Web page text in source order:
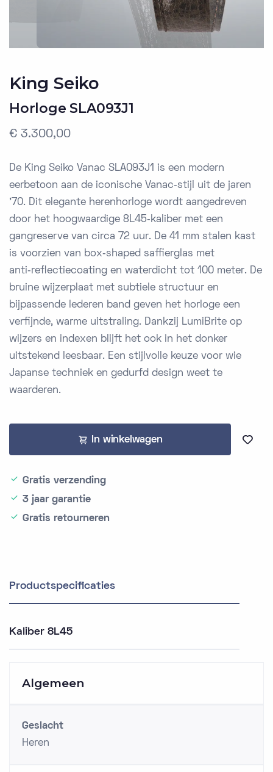
King Seiko
Horloge SLA093J1
€ 3.300,00
De King Seiko Vanac SLA093J1 is een modern
eerbetoon aan de iconische Vanac‑stijl uit de jaren
’70. Dit elegante herenhorloge wordt aangedreven
door het hoogwaardige 8L45‑kaliber met een
gangreserve van circa 72 uur. De 41 mm stalen kast
is voorzien van box‑shaped saffierglas met
anti‑reflectiecoating en waterdicht tot 100 meter. De
bruine wijzerplaat met subtiele structuur en
bijpassende lederen band geven het horloge een
verfijnde, warme uitstraling. Dankzij LumiBrite op
wijzers en indexen blijft het ook in het donker
uitstekend leesbaar. Een stijlvolle keuze voor wie
Japanse techniek en gedurfd design weet te
waarderen.
In winkelwagen
Gratis verzending
3 jaar garantie
Gratis retourneren
Productspecificaties
Kaliber 8L45
Algemeen
Geslacht
Heren